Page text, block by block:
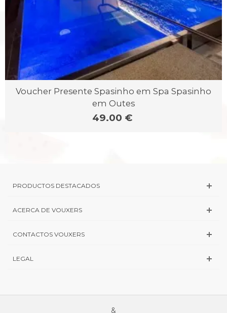
Voucher Presente Spasinho em Spa Spasinho
em Outes
49.00 €
PRODUCTOS DESTACADOS
ACERCA DE VOUXERS
CONTACTOS VOUXERS
LEGAL
&